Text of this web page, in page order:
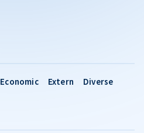
Economic Extern Diverse